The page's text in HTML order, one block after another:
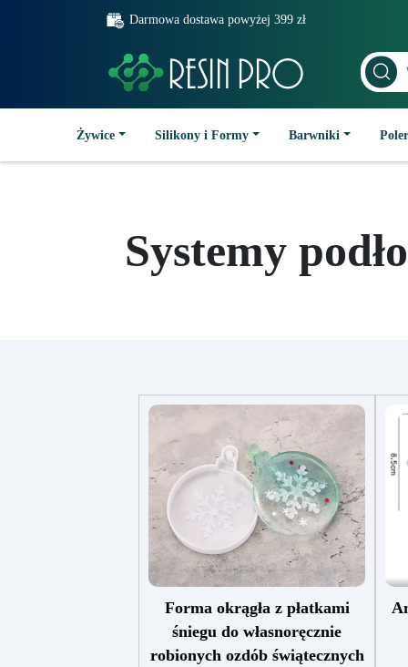
Darmowa dostawa powyżej 399 zł
Żywice Silikony i Formy Barwniki
Systemy
Forma okrągła z płatkami
śniegu do własnoręcznie
robionych ozdób świątecznych